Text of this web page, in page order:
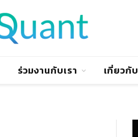
ร่วมงานกับเรา เกี่ยวกั